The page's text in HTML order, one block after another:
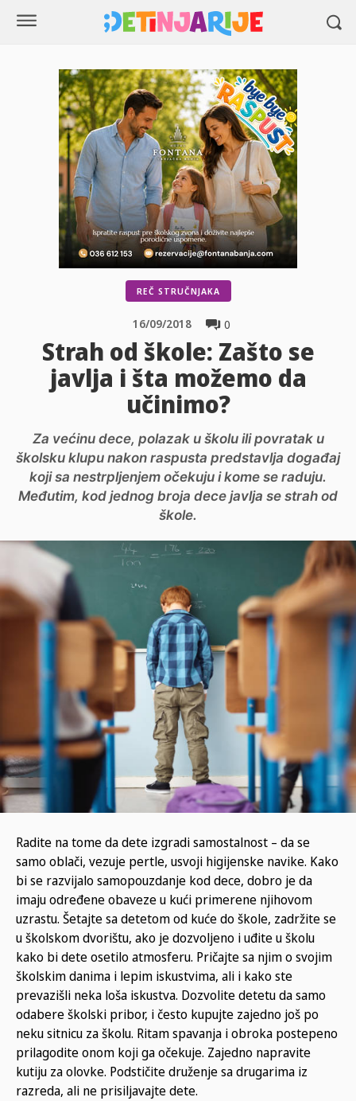
REČ STRUČNJAKA
0
16/09/2018
Strah od škole: Zašto se
javlja i šta možemo da
učinimo?
Za većinu dece, polazak u školu ili povratak u
školsku klupu nakon raspusta predstavlja događaj
koji sa nestrpljenjem očekuju i kome se raduju.
Međutim, kod jednog broja dece javlja se strah od
škole.
Radite na tome da dete izgradi samostalnost – da se
samo oblači, vezuje pertle, usvoji higijenske navike. Kako
bi se razvijalo samopouzdanje kod dece, dobro je da
imaju određene obaveze u kući primerene njihovom
uzrastu. Šetajte sa detetom od kuće do škole, zadržite se
u školskom dvorištu, ako je dozvoljeno i uđite u školu
kako bi dete osetilo atmosferu. Pričajte sa njim o svojim
školskim danima i lepim iskustvima, ali i kako ste
prevazišli neka loša iskustva. Dozvolite detetu da samo
odabere školski pribor, i često kupujte zajedno još po
neku sitnicu za školu. Ritam spavanja i obroka postepeno
prilagodite onom koji ga očekuje. Zajedno napravite
kutiju za olovke. Podstičite druženje sa drugarima iz
razreda, ali ne prisiljavajte dete.